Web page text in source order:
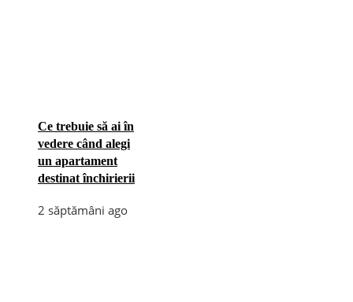
Ce trebuie să ai în
vedere când alegi
un apartament
destinat închirierii
2 săptămâni ago